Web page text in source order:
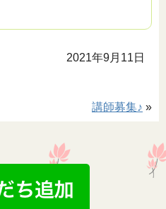
2021年9月11日
講師募集♪ »